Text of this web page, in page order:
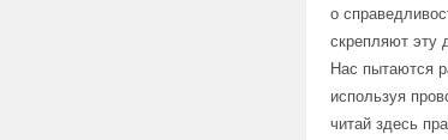
о
скрепляют эту
Нас пытаются
используя
читай здесь